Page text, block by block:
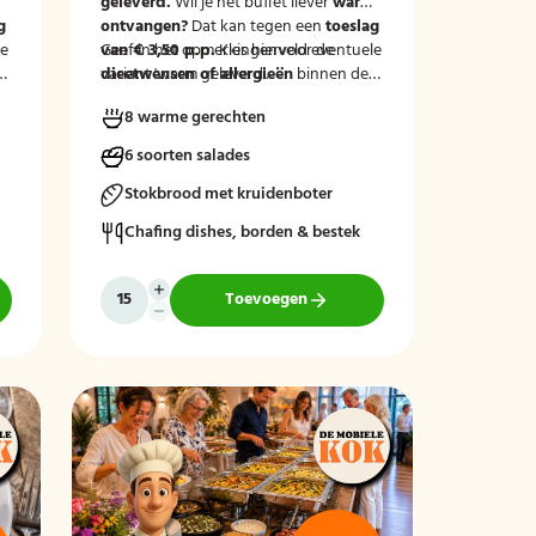
ontvangen?Dat kan tegen eentoeslag
van € 3,50 p.p.Kies hiervoor de
variant 'warm geleverd'.
Geef in het opmerkingenveld eventuele
dieetwensen of allergieënbinnen de
mee kunnen houden.
8 warme gerechten
6 soorten salades
Stokbrood met kruidenboter
Chafing dishes, borden & bestek
Toevoegen